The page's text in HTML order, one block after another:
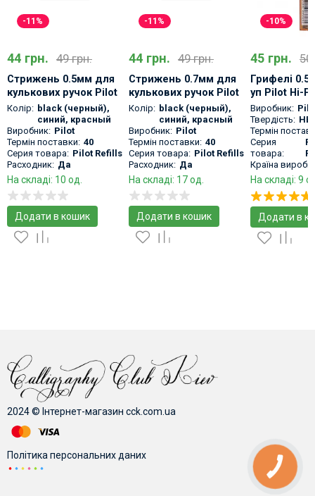
-11%
44 грн. 49 грн.
Стрижень 0.5мм для
кулькових ручок Pilot
Birdy BTRF-8EF
Колір: black (черный),
синий, красный
Виробник: Pilot
Термін поставки: 40
Серия товара: Pilot Refills
Расходник: Да
На складі: 10 од.
Додати в кошик
-11%
44 грн. 49 грн.
Стрижень 0.7мм для
кулькових ручок Pilot
Birdy BTRF-6F
Колір: black (черный),
синий, красный
Виробник: Pilot
Термін поставки: 40
Серия товара: Pilot Refills
Расходник: Да
На складі: 17 од.
Додати в кошик
-10%
45 грн. 50
Грифелі
уп Pilot Hi-
PPL-5U
Виробник:
Твердість:
Термін
Серия
товара:
Країна
На складі: 9
Додати в
2024 © Інтернет-магазин cck.com.ua
Політика персональних даних
КНОПКА
ЗВ'ЯЗКУ